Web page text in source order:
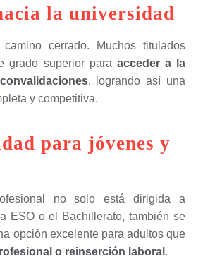
la universidad
cerrado. Muchos titulados
grado superior para acceder a la
, logrando así una
y competitiva.
para jóvenes y
no solo está dirigida a
ESO o el Bachillerato, también se
opción excelente para adultos que
o reinserción laboral .